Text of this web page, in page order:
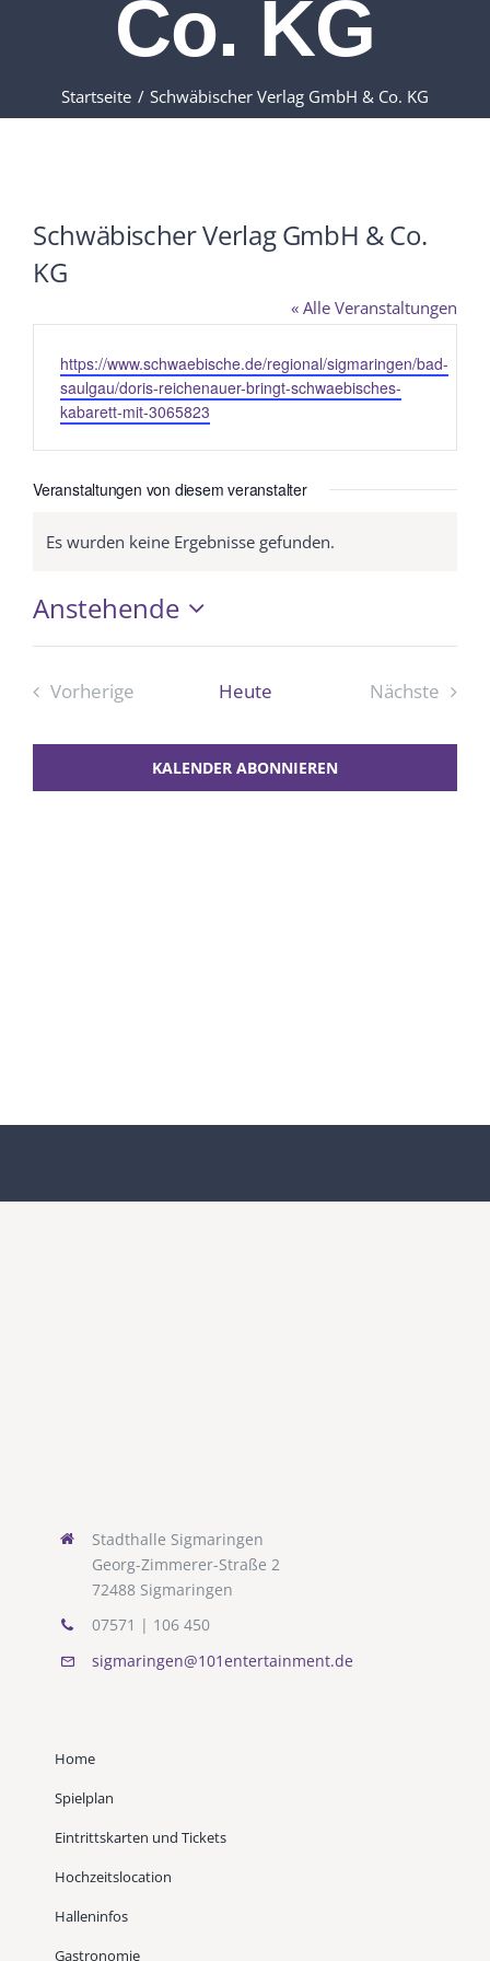
Co. KG
Startseite Schwäbischer Verlag GmbH & Co. KG
Schwäbischer Verlag GmbH & Co.
KG
« Alle Veranstaltungen
Webseite
https://www.schwaebische.de/regional/sigmaringen/bad-
saulgau/doris-reichenauer-bringt-schwaebisches-
kabarett-mit-3065823
Veranstaltungen von diesem veranstalter
Es wurden keine Ergebnisse gefunden.
Anstehende
Datum
Vorherige
Heute
Nächste
KALENDER ABONNIEREN
Stadthalle Sigmaringen
Georg-Zimmerer-Straße 2
72488 Sigmaringen
07571 | 106 450
sigmaringen@101entertainment.de
Home
Spielplan
Eintrittskarten und Tickets
Hochzeitslocation
Halleninfos
Gastronomie